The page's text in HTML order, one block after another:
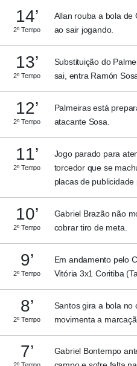
14’
2º Tempo
Allan rouba a bola de
ao sair jogando.
13’
2º Tempo
Substituição do
sai, entra Ramón
12’
2º Tempo
Palmeiras está
atacante Sosa.
11’
2º Tempo
Jogo parado para
torcedor que se
placas de
10’
2º Tempo
Gabriel Brazão não
cobrar tiro de meta.
9’
2º Tempo
Em andamento pelo
Vitória 3x1 Coritiba
8’
2º Tempo
Santos gira a bola no
movimenta a
7’
Gabriel Bontempo